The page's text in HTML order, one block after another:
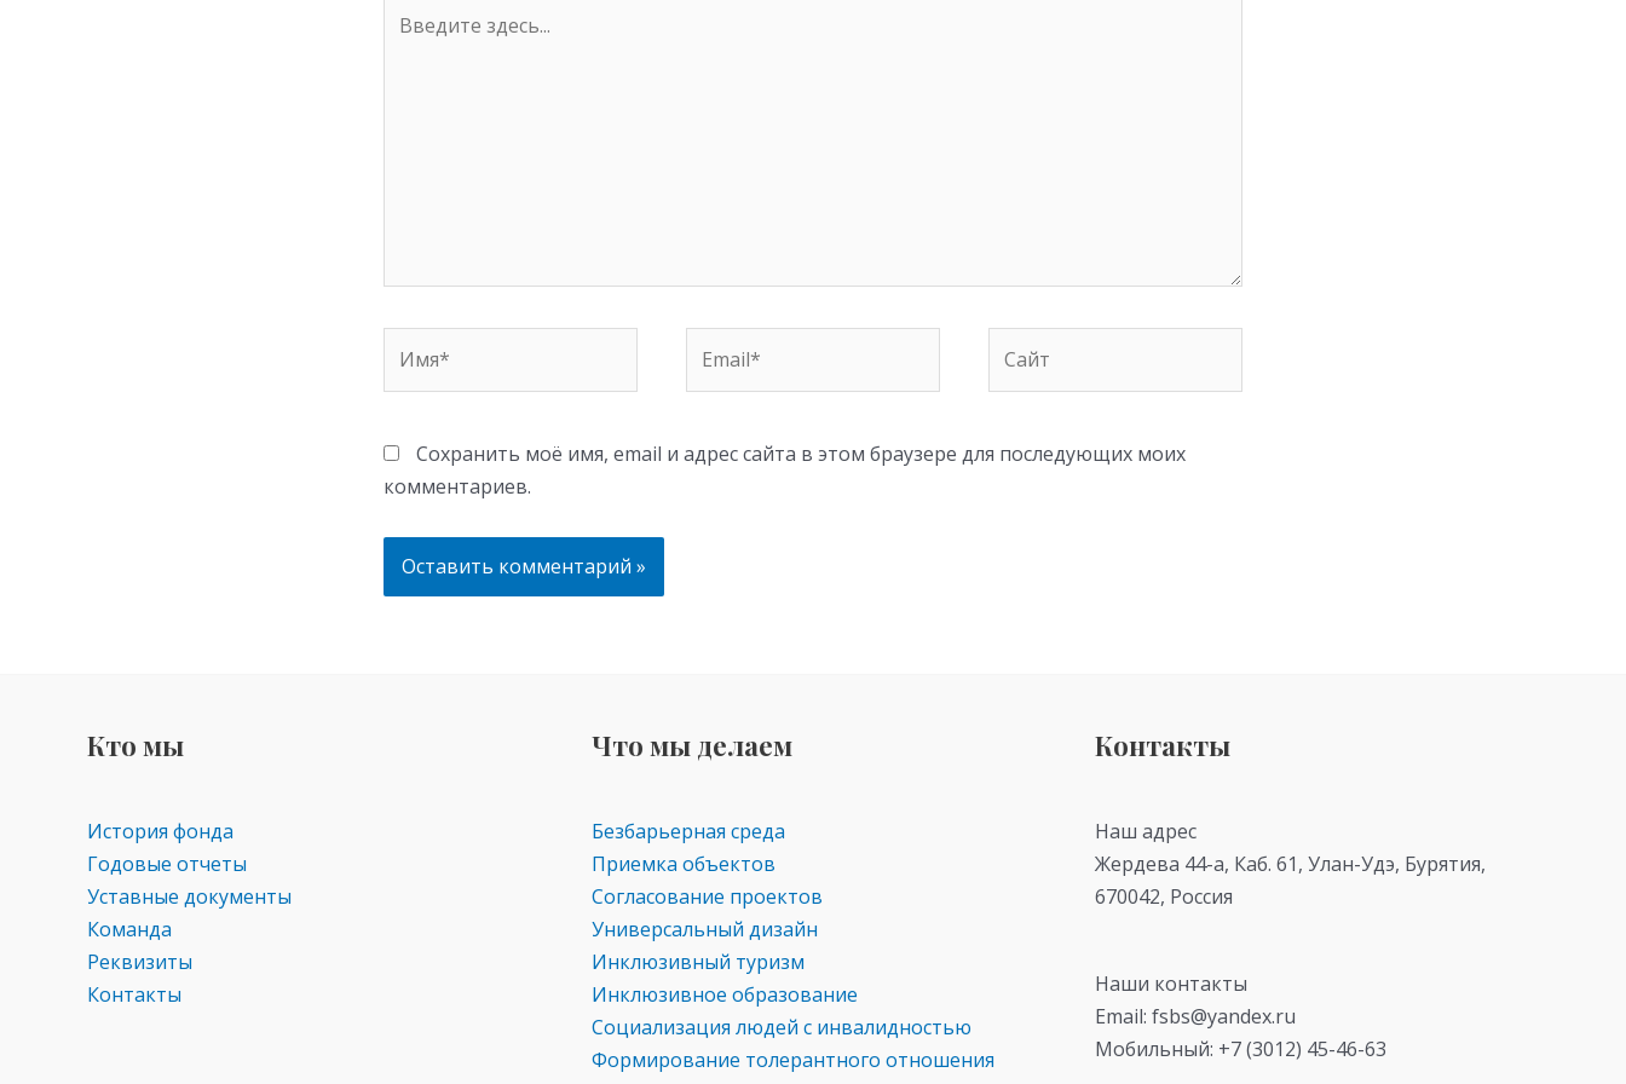
здесь...
Сохранить моё имя, email и адрес сайта в этом браузере для последующих моих
комментариев.
Кто мы
История фонда
Годовые отчеты
Уставные документы
Команда
Реквизиты
Контакты
Что мы делаем
Безбарьерная среда
Приемка объектов
Согласование проектов
Универсальный дизайн
Инклюзивный туризм
Инклюзивное образование
Социализация людей с инвалидностью
Формирование толерантного отношения
Контакты
Наш адрес
Жердева 44-а, Каб. 61, Улан-Удэ, Бурятия,
670042, Россия
Наши контакты
Email: fsbs@yandex.ru
Мобильный: +7 (3012) 45-46-63